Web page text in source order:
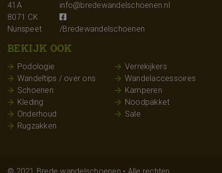
41A
8071 CK
Nunspeet
info@bredewandelschoenen.nl
/Bredewandelschoenen
BEKIJK OOK
Podologie
Wandeltips / over ons
Schoenen
Kleding
Onderhoud
Rugzakken
Verrekijkers
Wandelaccessoires
Kamperen
Noodpakket
Sale